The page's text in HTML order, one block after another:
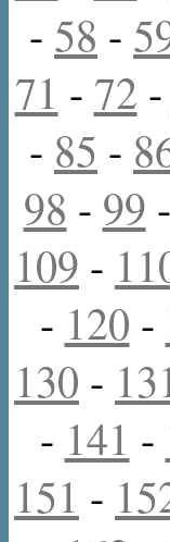
- 58 -
71 - 72 -
- 85 -
98 - 99 -
109 -
- 120 -
130 -
- 141 -
151 -